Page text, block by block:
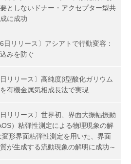
としないドナー・アクセプター型共
に成功
日リリース〕アシアトで行動変容：
みを防ぐ
リリース〕高純度β型酸化ガリウム
有機金属気相成長法で実現
リリース〕世界初、界面大振幅振動
）粘弾性測定による物理現象の解
形界面粘弾性測定を用いた、界面
が生成する流動現象の解明に成功～